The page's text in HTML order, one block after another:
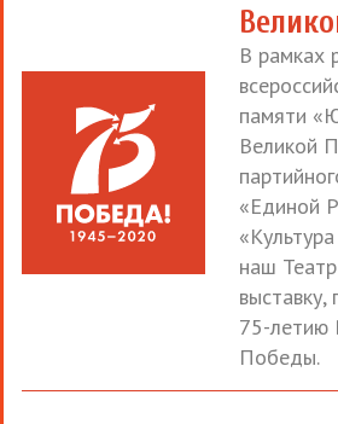
В рамках
памяти
Великой
«Единой
наш
75-летию
Победы.